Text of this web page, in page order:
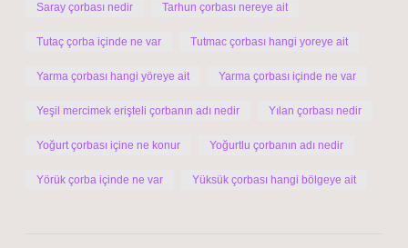
Saray çorbası nedir Tarhun çorbası nereye ait
Tutaç çorba içinde ne var Tutmac çorbası hangi yoreye ait
Yarma çorbası hangi yöreye ait Yarma çorbası içinde ne var
Yeşil mercimek erişteli çorbanın adı nedir Yılan çorbası nedir
Yoğurt çorbası içine ne konur Yoğurtlu çorbanın adı nedir
Yörük çorba içinde ne var Yüksük çorbası hangi bölgeye ait